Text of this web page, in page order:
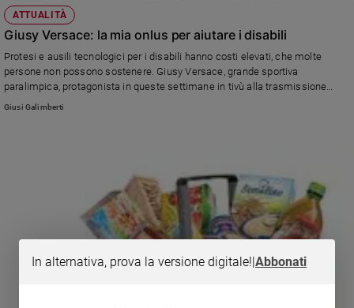
ATTUALITÀ
Giusy Versace: la mia onlus per aiutare i disabili
Protesi e ausili tecnologici per i disabili hanno costi elevati, che molte
persone non possono sostenere. Giusy Versace, grande sportiva
paralimpica, protagonista in queste settimane in tivù alla trasmissione
"Ballando con le stelle", ci racconta anche dalle pagine di Famiglia Cristiana
Giusi Galimberti
In alternativa, prova la versione digitale!|Abbonati